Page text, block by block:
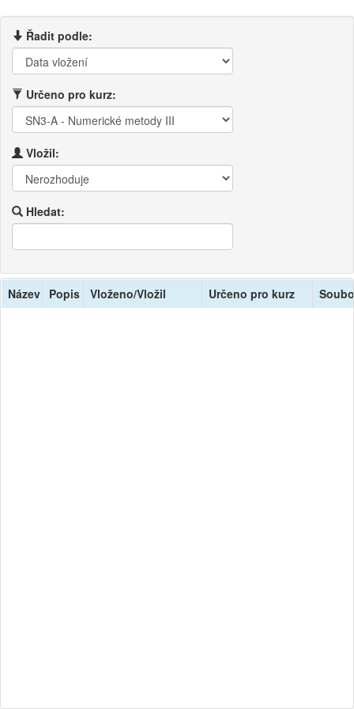
Řadit podle:
Určeno pro kurz:
Vložil:
Hledat:
Název Popis Vloženo/Vložil Určeno pro kurz